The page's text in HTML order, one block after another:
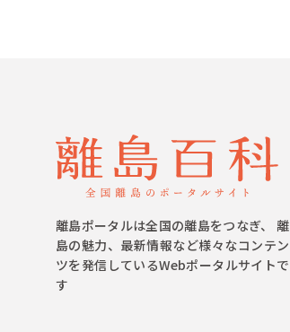
離島ポータルは全国の離島をつなぎ、 離
島の魅力、最新情報など様々なコンテン
ツを発信しているWebポータルサイトで
す